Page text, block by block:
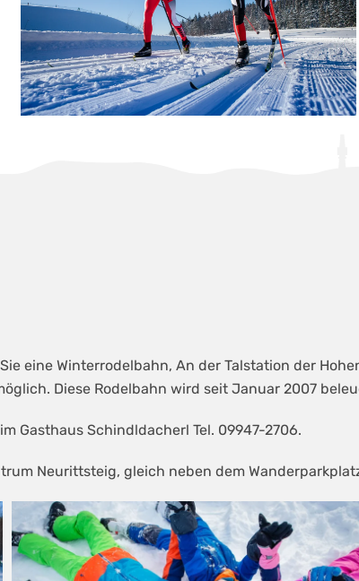
eine Winterrodelbahn, An der Talstation der
Diese Rodelbahn wird seit Januar 2007
Gasthaus Schindldacherl Tel. 09947-2706.
Neurittsteig, gleich neben dem